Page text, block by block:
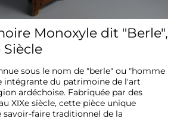
Monoxyle dit "Berle",
Siècle
sous le nom de "berle" ou "homme
intégrante du patrimoine de l'art
ardéchoise. Fabriquée par des
XIXe siècle, cette pièce unique
savoir-faire traditionnel de la